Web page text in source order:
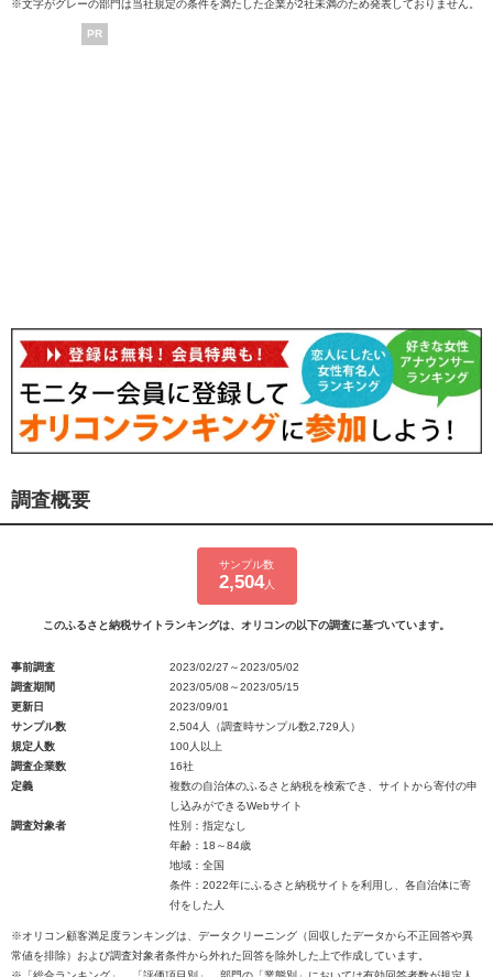
※文字がグレーの部門は当社規定の条件を満たした企業が2社未満のため発表しておりません。
PR
調査概要
サンプル数
2,504人
このふるさと納税サイトランキングは、オリコンの以下の調査に基づいています。
事前調査
2023/02/27～2023/05/02
調査期間
2023/05/08～2023/05/15
更新日
2023/09/01
サンプル数
2,504人（調査時サンプル数2,729人）
規定人数
100人以上
調査企業数
16社
定義
複数の自治体のふるさと納税を検索でき、サイトから寄付の申
し込みができるWebサイト
調査対象者
性別：指定なし
年齢：18～84歳
地域：全国
条件：2022年にふるさと納税サイトを利用し、各自治体に寄
付をした人
※オリコン顧客満足度ランキングは、データクリーニング（回収したデータから不正回答や異
常値を排除）および調査対象者条件から外れた回答を除外した上で作成しています。